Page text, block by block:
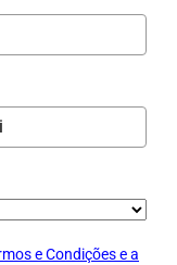
e Condições e a